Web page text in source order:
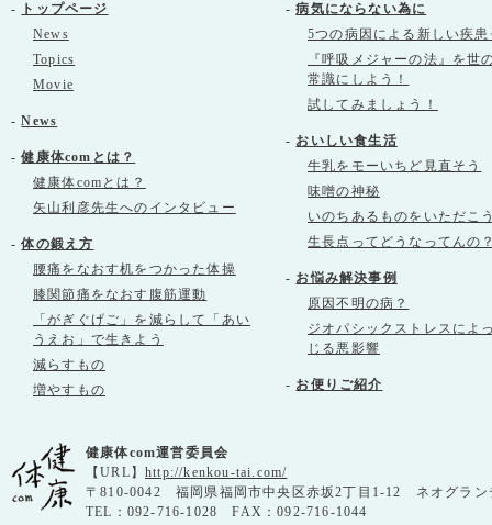
-
トップページ
News
Topics
Movie
-News
-健康体comとは？
健康体comとは？
矢山利彦先生へのインタビュー
-体の鍛え方
腰痛をなおす机をつかった体操
膝関節痛をなおす腹筋運動
「がぎぐげご」を減らして「あい
うえお」で生きよう
減らすもの
増やすもの
-病気にならない為に
5つの病因による新しい疾
『呼吸メジャーの法』を世
常識にしよう！
試してみましょう！
- おいしい食生活
牛乳をモーいちど見直そう
味噌の神秘
いのちあるものをいただこ
生長点ってどうなってんの
- お悩み解決事例
原因不明の病？
ジオパシックストレスによ
じる悪影響
- お便りご紹介
健康体com運営委員会
【URL】 http://kenkou-tai.com/
〒810-0042 福岡県福岡市中央区赤坂2丁目1-12 ネオグラン
TEL：092-716-1028 FAX：092-716-1044